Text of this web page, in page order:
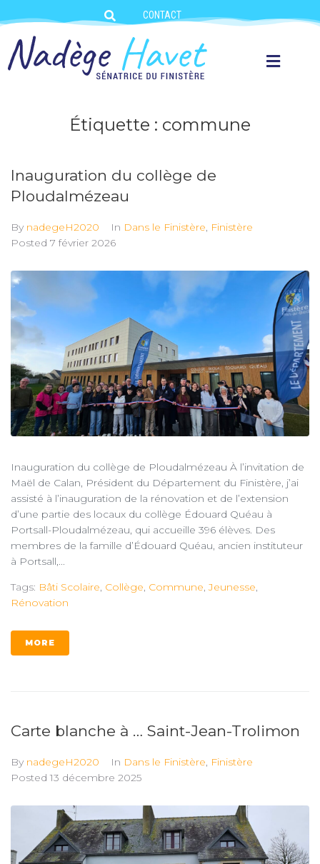
CONTACT
Étiquette : commune
Inauguration du collège de
Ploudalmézeau
By nadegeH2020 In Dans le Finistère, Finistère
Posted 7 février 2026
Inauguration du collège de Ploudalmézeau À l’invitation de
Maël de Calan, Président du Département du Finistère, j’ai
assisté à l’inauguration de la rénovation et de l’extension
d’une partie des locaux du collège Édouard Quéau à
Portsall-Ploudalmézeau, qui accueille 396 élèves. Des
membres de la famille d’Édouard Quéau, ancien instituteur
à Portsall,...
Tags: Bâti Scolaire, Collège, Commune,Jeunesse,
Rénovation
MORE
Carte blanche à … Saint-Jean-Trolimon
By nadegeH2020 In Dans le Finistère, Finistère
Posted 13 décembre 2025